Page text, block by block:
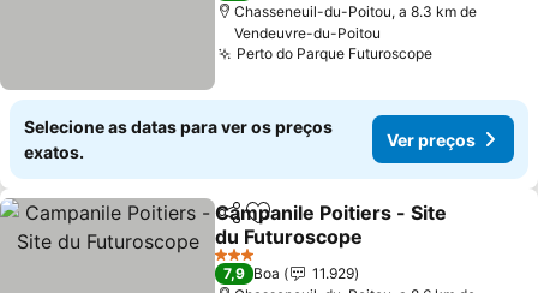
Chasseneuil-du-Poitou, a 8.3 km de
Vendeuvre-du-Poitou
Perto do Parque FuturoscopeVer preços
Selecione as datas para ver os preços
exatos.
Ver preços
PartilharAdicionar aos favoritos
Campanile Poitiers - Site
du Futuroscope
Ver preços
3 Estrelas
7,9 Boa
11.929